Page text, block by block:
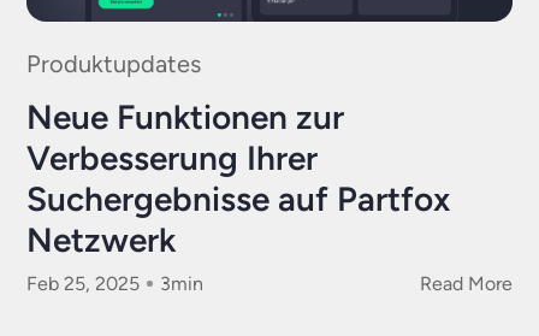
Produktupdates
Neue Funktionen zur
Verbesserung Ihrer
Suchergebnisse auf Partfox
Netzwerk
Feb 25, 2025 3min Read More